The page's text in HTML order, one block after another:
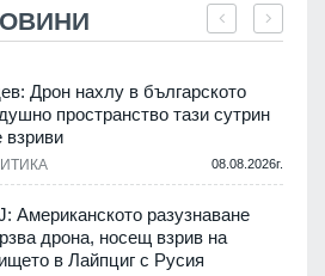
Дрон нахлу в българското
пространство тази сутрин
взриви
08.08.2026г.
Американското разузнаване
дрона, носещ взрив на
в Лайпциг с Русия